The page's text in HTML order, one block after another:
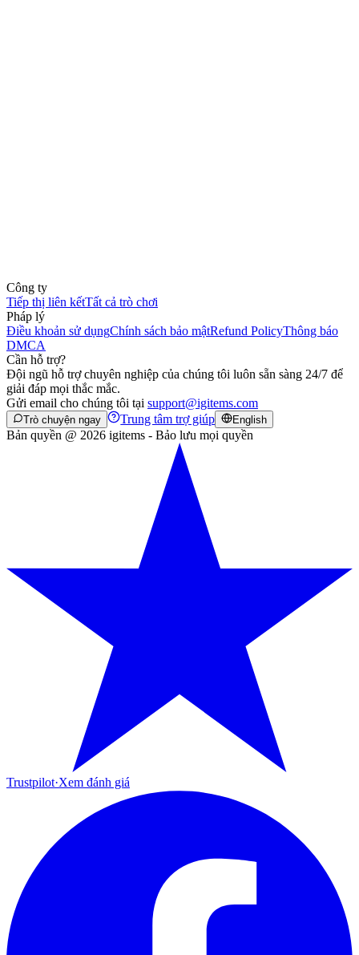
Công ty
Tiếp thị liên kếtTất cả trò chơi
Pháp lý
Điều khoản sử dụngChính sách bảo mậtRefund PolicyThông báo
DMCA
Cần hỗ trợ?
Đội ngũ hỗ trợ chuyên nghiệp của chúng tôi luôn sẵn sàng 24/7 để
giải đáp mọi thắc mắc.
Gửi email cho chúng tôi tại support@igitems.com
Trò chuyện ngay Trung tâm trợ giúp English
Bản quyền @ 2026 igitems - Bảo lưu mọi quyền
Trustpilot·Xem đánh giá